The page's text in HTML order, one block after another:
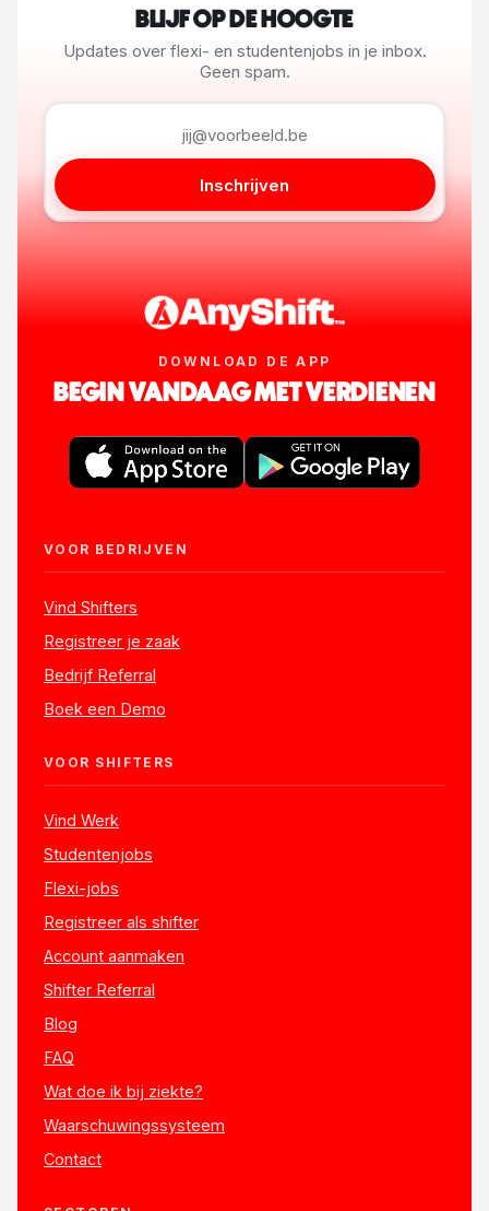
BLIJF OP DE HOOGTE
Updates over flexi- en studentenjobs in je inbox.
Geen spam.
Inschrijven
DOWNLOAD DE APP
BEGIN VANDAAG MET VERDIENEN
VOOR BEDRIJVEN
Vind Shifters
Registreer je zaak
Bedrijf Referral
Boek een Demo
VOOR SHIFTERS
Vind Werk
Studentenjobs
Flexi-jobs
Registreer als shifter
Account aanmaken
Shifter Referral
Blog
FAQ
Wat doe ik bij ziekte?
Waarschuwingssysteem
Contact